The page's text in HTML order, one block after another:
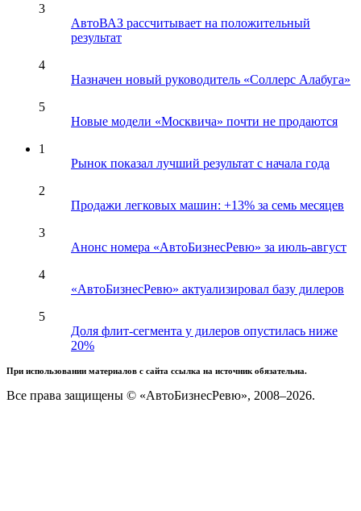
3
АвтоВАЗ рассчитывает на положительный
результат
4
Назначен новый руководитель «Соллерс Алабуга»
5
Новые модели «Москвича» почти не продаются
1
Рынок показал лучший результат с начала года
2
Продажи легковых машин: +13% за семь месяцев
3
Анонс номера «АвтоБизнесРевю» за июль-август
4
«АвтоБизнесРевю» актуализировал базу дилеров
5
Доля флит-сегмента у дилеров опустилась ниже
20%
При использовании материалов с сайта ссылка на источник обязательна.
Все права защищены © «АвтоБизнесРевю», 2008–2026.